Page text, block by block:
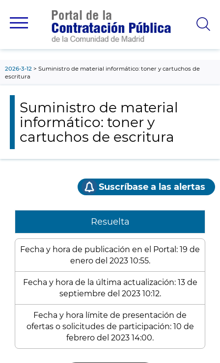
principal
2026-3-12
Suministro de material informático: toner y cartuchos de
escritura
Suministro de material
informático: toner y
cartuchos de escritura
Suscríbase a las alertas
Resuelta
Fecha y hora de publicación en el Portal: 19 de
enero del 2023 10:55.
Fecha y hora de la última actualización: 13 de
septiembre del 2023 10:12.
Fecha y hora límite de presentación de
ofertas o solicitudes de participación: 10 de
febrero del 2023 14:00.